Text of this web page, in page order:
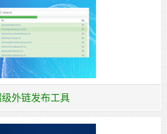
外链发布工具